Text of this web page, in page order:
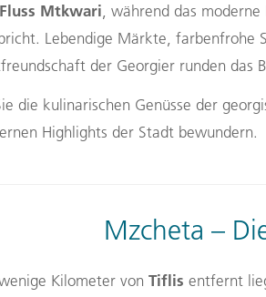
Fluss Mtkwari, während das
Lebendige Märkte, farbenfrohe
der Georgier runden das
die kulinarischen Genüsse der
Highlights der Stadt bewundern.
Mzcheta –
Kilometer von Tiflis entfernt